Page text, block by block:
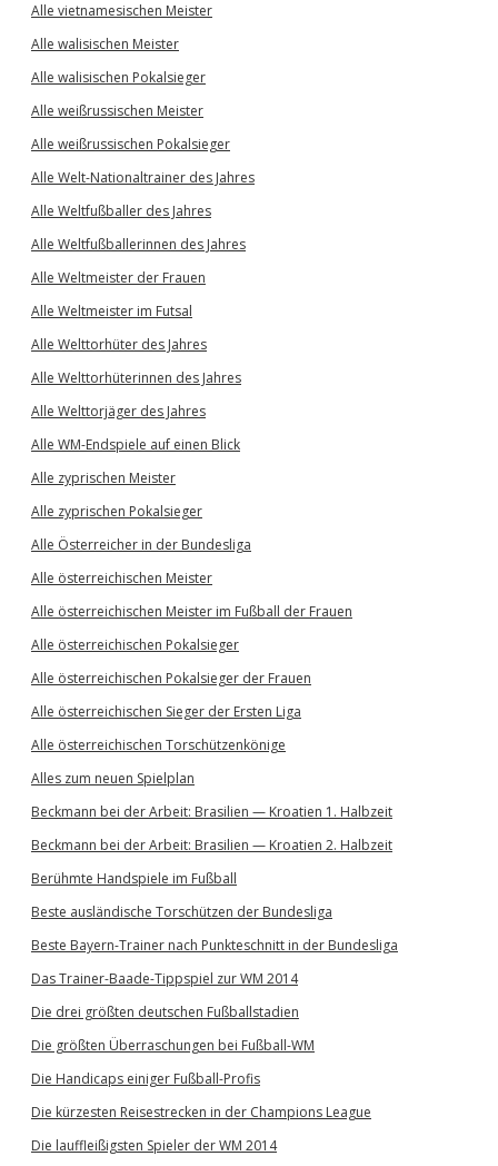
Alle vietnamesischen Meister
Alle walisischen Meister
Alle walisischen Pokalsieger
Alle weißrussischen Meister
Alle weißrussischen Pokalsieger
Alle Welt-Nationaltrainer des Jahres
Alle Weltfußballer des Jahres
Alle Weltfußballerinnen des Jahres
Alle Weltmeister der Frauen
Alle Weltmeister im Futsal
Alle Welttorhüter des Jahres
Alle Welttorhüterinnen des Jahres
Alle Welttorjäger des Jahres
Alle WM-Endspiele auf einen Blick
Alle zyprischen Meister
Alle zyprischen Pokalsieger
Alle Österreicher in der Bundesliga
Alle österreichischen Meister
Alle österreichischen Meister im Fußball der Frauen
Alle österreichischen Pokalsieger
Alle österreichischen Pokalsieger der Frauen
Alle österreichischen Sieger der Ersten Liga
Alle österreichischen Torschützenkönige
Alles zum neuen Spielplan
Beckmann bei der Arbeit: Brasilien — Kroatien 1. Halbzeit
Beckmann bei der Arbeit: Brasilien — Kroatien 2. Halbzeit
Berühmte Handspiele im Fußball
Beste ausländische Torschützen der Bundesliga
Beste Bayern-Trainer nach Punkteschnitt in der Bundesliga
Das Trainer-Baade-Tippspiel zur WM 2014
Die drei größten deutschen Fußballstadien
Die größten Überraschungen bei Fußball-WM
Die Handicaps einiger Fußball-Profis
Die kürzesten Reisestrecken in der Champions League
Die lauffleißigsten Spieler der WM 2014